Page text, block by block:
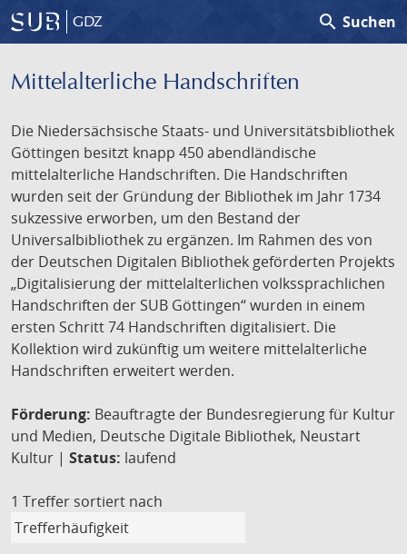
GDZ search Suchen
Mittelalterliche Handschriften
Die Niedersächsische Staats- und Universitätsbibliothek
Göttingen besitzt knapp 450 abendländische
mittelalterliche Handschriften. Die Handschriften
wurden seit der Gründung der Bibliothek im Jahr 1734
sukzessive erworben, um den Bestand der
Universalbibliothek zu ergänzen. Im Rahmen des von
der Deutschen Digitalen Bibliothek geförderten Projekts
„Digitalisierung der mittelalterlichen volkssprachlichen
Handschriften der SUB Göttingen“ wurden in einem
ersten Schritt 74 Handschriften digitalisiert. Die
Kollektion wird zukünftig um weitere mittelalterliche
Handschriften erweitert werden.
Förderung: Beauftragte der Bundesregierung für Kultur
und Medien, Deutsche Digitale Bibliothek, Neustart
Kultur | Status: laufend
1 Treffer sortiert nach